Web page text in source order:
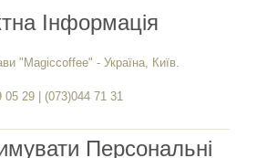
Інформація
"Magiccoffee" - Україна, Київ.
29 | (073)044 71 31
Персональні